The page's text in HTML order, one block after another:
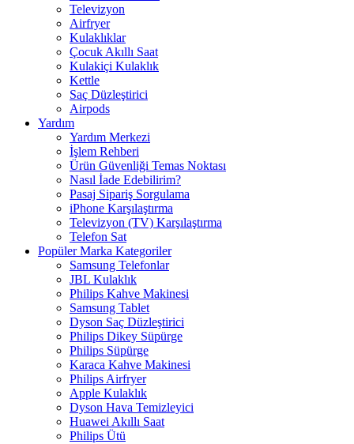
Televizyon
Airfryer
Kulaklıklar
Çocuk Akıllı Saat
Kulakiçi Kulaklık
Kettle
Saç Düzleştirici
Airpods
Yardım
Yardım Merkezi
İşlem Rehberi
Ürün Güvenliği Temas Noktası
Nasıl İade Edebilirim?
Pasaj Sipariş Sorgulama
iPhone Karşılaştırma
Televizyon (TV) Karşılaştırma
Telefon Sat
Popüler Marka Kategoriler
Samsung Telefonlar
JBL Kulaklık
Philips Kahve Makinesi
Samsung Tablet
Dyson Saç Düzleştirici
Philips Dikey Süpürge
Philips Süpürge
Karaca Kahve Makinesi
Philips Airfryer
Apple Kulaklık
Dyson Hava Temizleyici
Huawei Akıllı Saat
Philips Ütü